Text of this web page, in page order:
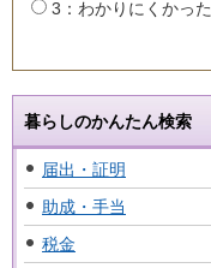
3：わかりにくかった
暮らしのかんたん検索
届出・証明
助成・手当
税金